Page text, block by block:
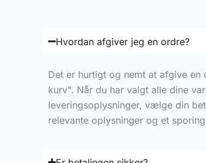
Hvordan afgiver jeg en ordre?
Det er hurtigt og nemt at afgive
kurv". Når du har valgt alle dine
leveringsoplysninger, vælge din
relevante oplysninger og et